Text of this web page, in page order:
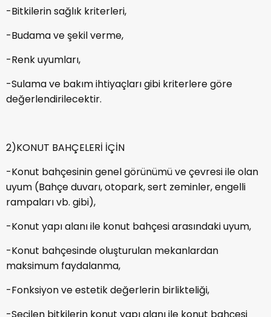
-Bitkilerin sağlık kriterleri,
-Budama ve şekil verme,
-Renk uyumları,
-Sulama ve bakım ihtiyaçları gibi kriterlere göre
değerlendirilecektir.
2)KONUT BAHÇELERİ İÇİN
-Konut bahçesinin genel görünümü ve çevresi ile olan
uyum (Bahçe duvarı, otopark, sert zeminler, engelli
rampaları vb. gibi),
-Konut yapı alanı ile konut bahçesi arasındaki uyum,
-Konut bahçesinde oluşturulan mekanlardan
maksimum faydalanma,
-Fonksiyon ve estetik değerlerin birlikteliği,